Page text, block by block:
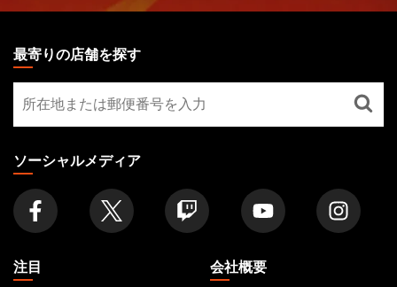
THE
GATHERING
FOOTER
最寄りの店舗を探す
寄
り
の
店
舗
を
探
ソーシャルメディア
注目
会社概要